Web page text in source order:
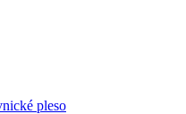
pleso